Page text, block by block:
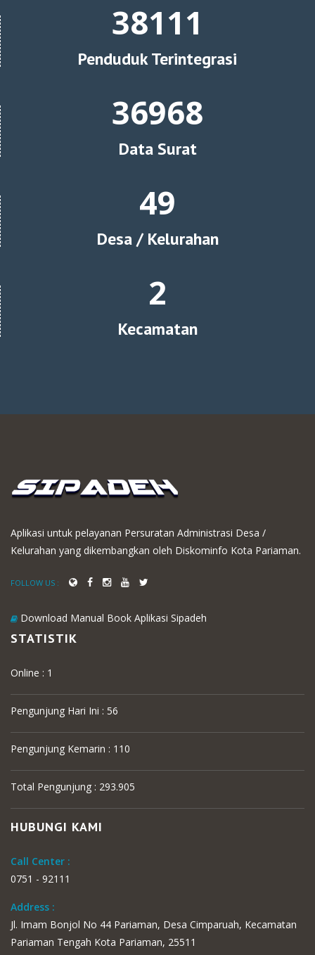
42989
Penduduk Terintegrasi
40056
Data Surat
54
Desa / Kelurahan
2
Kecamatan
Aplikasi untuk pelayanan Persuratan Administrasi Desa /
Kelurahan yang dikembangkan oleh Diskominfo Kota Pariaman.
FOLLOW US :
Download Manual Book Aplikasi Sipadeh
STATISTIK
Online : 1
Pengunjung Hari Ini : 56
Pengunjung Kemarin : 110
Total Pengunjung : 293.905
HUBUNGI KAMI
Call Center :
0751 - 92111
Address :
Jl. Imam Bonjol No 44 Pariaman, Desa Cimparuah, Kecamatan
Pariaman Tengah Kota Pariaman, 25511